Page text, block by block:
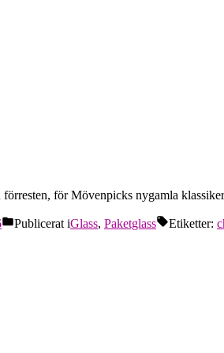
för Mövenpicks nygamla
Publicerat iGlass, Paketglass Etiketter: